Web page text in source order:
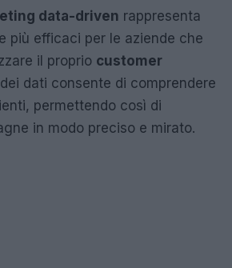
data-driven rappresenta
più efficaci per le aziende che
il proprio customer
dei dati consente di comprendere
permettendo così di
in modo preciso e mirato.